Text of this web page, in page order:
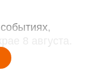
8 августа.